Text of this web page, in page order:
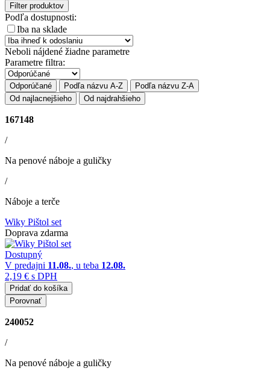
Filter produktov
Podľa dostupnosti:
Iba na sklade
Neboli nájdené žiadne parametre
Parametre filtra:
Odporúčané Podľa názvu A-Z
Podľa názvu Z-A
Od najlacnejšieho
Od najdrahšieho
167148
/
Na penové náboje a guličky
/
Náboje a terče
Wiky Pištol set
Doprava zdarma
Dostupný
V predajni 11.08., u teba 12.08.
2,19 € s DPH
Pridať do košíka
Porovnať
240052
/
Na penové náboje a guličky